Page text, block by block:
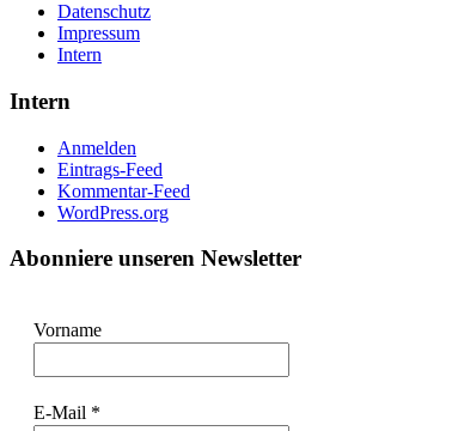
Datenschutz
Impressum
Intern
Intern
Anmelden
Eintrags-Feed
Kommentar-Feed
WordPress.org
Abonniere unseren Newsletter
Vorname
E-Mail *